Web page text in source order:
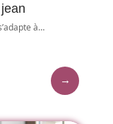
à…